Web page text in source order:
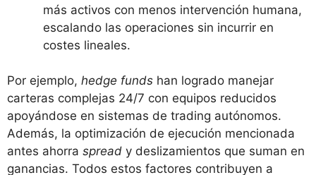
más activos con menos intervención humana,
escalando las operaciones sin incurrir en
costes lineales.
Por ejemplo, hedge funds han logrado manejar
carteras complejas 24/7 con equipos reducidos
apoyándose en sistemas de trading autónomos.
Además, la optimización de ejecución mencionada
antes ahorra spread y deslizamientos que suman en
ganancias. Todos estos factores contribuyen a